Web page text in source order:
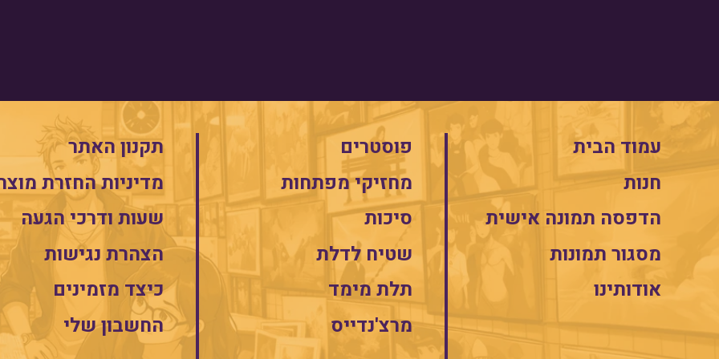
עמוד הבית
חנות
הדפסה תמונה אישית
מסגור תמונות
אודותינו
פוסטרים
מחזיקי מפתחות
סיכות
שטיח לדלת
תלת מימד
מרצ'נדייס
תקנון האתר
מדיניות החזרת
שעות ודרכי הגעה
הצהרת נגישות
כיצד מזמינים
החשבון שלי